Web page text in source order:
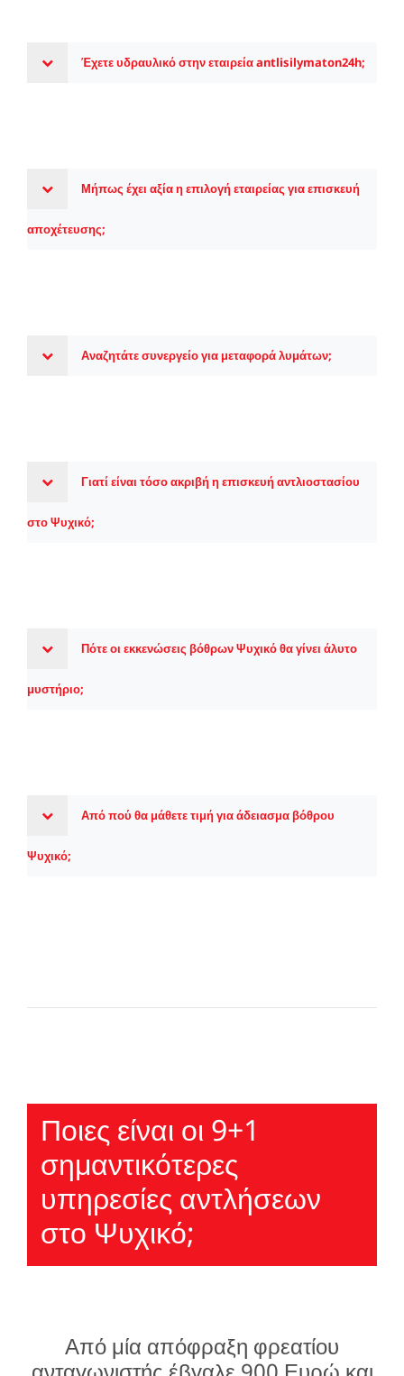
Έχετε υδραυλικό στην εταιρεία antlisilymaton24h;
Μήπως έχει αξία η επιλογή εταιρείας για επισκευή
αποχέτευσης;
Αναζητάτε συνεργείο για μεταφορά λυμάτων;
Γιατί είναι τόσο ακριβή η επισκευή αντλιοστασίου
στο Ψυχικό;
Πότε οι εκκενώσεις βόθρων Ψυχικό θα γίνει άλυτο
μυστήριο;
Από πού θα μάθετε τιμή για άδειασμα βόθρου
Ψυχικό;
Ποιες είναι οι 9+1
σημαντικότερες
υπηρεσίες αντλήσεων
στο Ψυχικό;
Από μία απόφραξη φρεατίου